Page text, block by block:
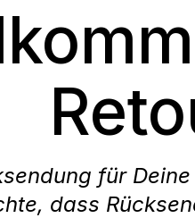
für
dass